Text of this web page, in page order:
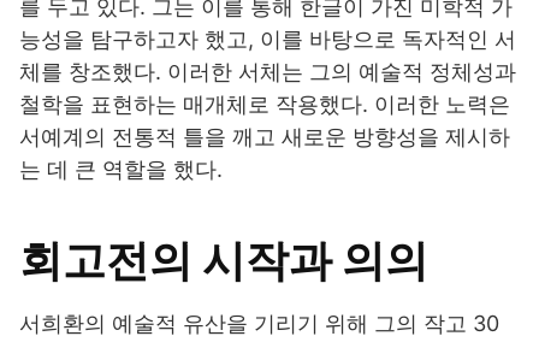
를 두고 있다. 그는 이를 통해 한글이 가진 미학적 가
능성을 탐구하고자 했고, 이를 바탕으로 독자적인 서
체를 창조했다. 이러한 서체는 그의 예술적 정체성과
철학을 표현하는 매개체로 작용했다. 이러한 노력은
서예계의 전통적 틀을 깨고 새로운 방향성을 제시하
는 데 큰 역할을 했다.
회고전의 시작과 의의
서희환의 예술적 유산을 기리기 위해 그의 작고 30